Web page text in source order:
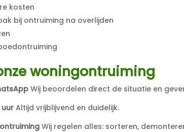
kosten
bij ontruiming na overlijden
woningontruiming
Wij beoordelen direct de situatie en
Altijd vrijblijvend en duidelijk.
Wij regelen alles: sorteren,